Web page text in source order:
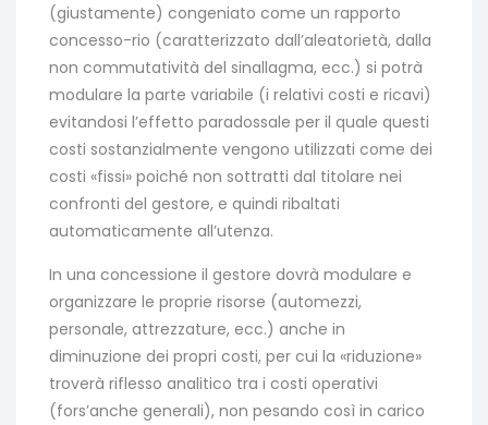
(giustamente) congeniato come un rapporto
concesso-rio (caratterizzato dall’aleatorietà, dalla
non commutatività del sinallagma, ecc.) si potrà
modulare la parte variabile (i relativi costi e ricavi)
evitandosi l’effetto paradossale per il quale questi
costi sostanzialmente vengono utilizzati come dei
costi «fissi» poiché non sottratti dal titolare nei
confronti del gestore, e quindi ribaltati
automaticamente all’utenza.
In una concessione il gestore dovrà modulare e
organizzare le proprie risorse (automezzi,
personale, attrezzature, ecc.) anche in
diminuzione dei propri costi, per cui la «riduzione»
troverà riflesso analitico tra i costi operativi
(fors’anche generali), non pesando così in carico